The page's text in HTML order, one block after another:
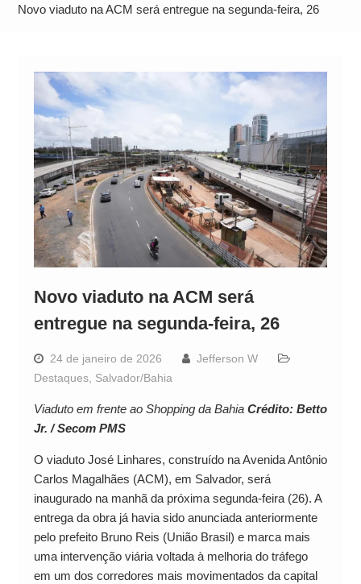
Alto
Novo viaduto na ACM será entregue na segunda-feira, 26
Novo viaduto na ACM será
entregue na segunda-feira, 26
24 de janeiro de 2026
Jefferson W
Destaques, Salvador/Bahia
Viaduto em frente ao Shopping da Bahia Crédito: Betto
Jr. / Secom PMS
O viaduto José Linhares, construído na Avenida Antônio
Carlos Magalhães (ACM), em Salvador, será
inaugurado na manhã da próxima segunda-feira (26). A
entrega da obra já havia sido anunciada anteriormente
pelo prefeito Bruno Reis (União Brasil) e marca mais
uma intervenção viária voltada à melhoria do tráfego
em um dos corredores mais movimentados da capital